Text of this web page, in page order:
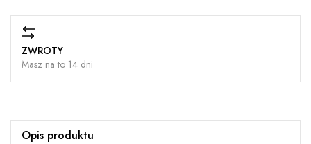
ZWROTY
Masz na to 14 dni
Opis produktu